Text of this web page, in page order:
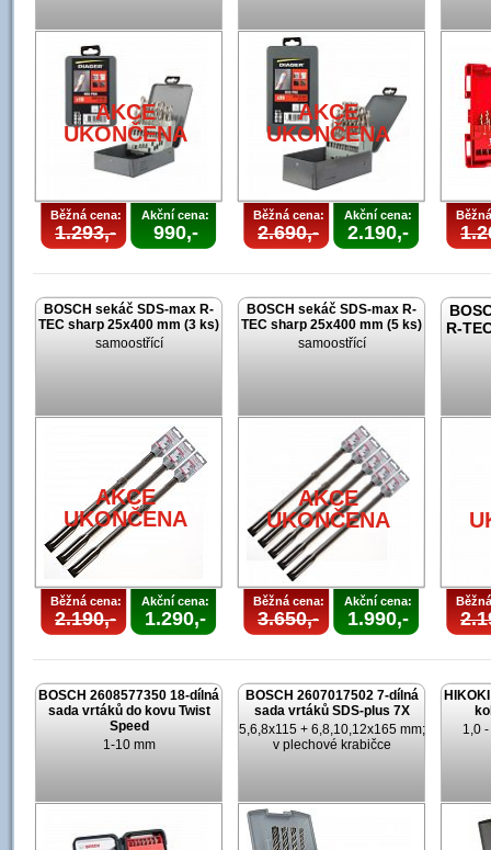
AKCE
UKONČENA
Běžná cena:
1.293,-
Akční cena:
990,-
AKCE
UKONČENA
Běžná cena:
2.690,-
Akční cena:
2.190,-
BOSCH sekáč SDS-max R-
TEC sharp 25x400 mm (3 ks)
samoostřící
AKCE
UKONČENA
Běžná cena:
2.190,-
Akční cena:
1.290,-
BOSCH sekáč SDS-max R-
TEC sharp 25x400 mm (5 ks)
samoostřící
AKCE
UKONČENA
Běžná cena:
3.650,-
Akční cena:
1.990,-
R-
BOSCH 2608577350 18-dílná
sada vrtáků do kovu Twist
Speed
1-10 mm
BOSCH 2607017502 7-dílná
sada vrtáků SDS-plus 7X
5,6,8x115 + 6,8,10,12x165 mm;
v plechové krabičce
1,0